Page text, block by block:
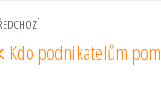
Kdo podnikatelům